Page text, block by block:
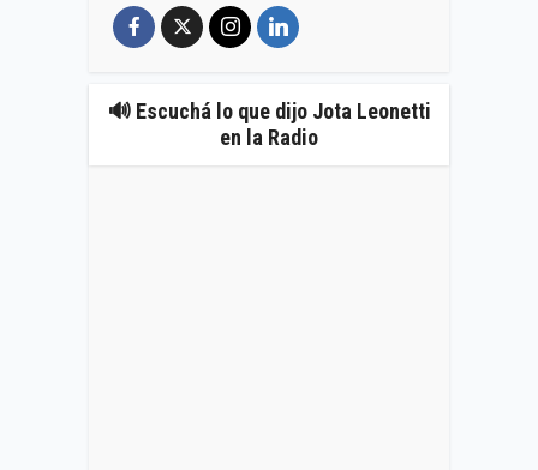
🔊 Escuchá lo que dijo Jota Leonetti
en la Radio